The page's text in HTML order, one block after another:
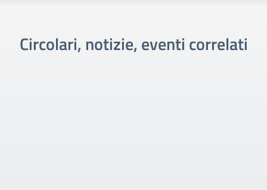
Circolari, notizie, eventi correlati